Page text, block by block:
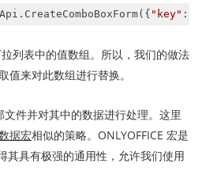
"key" :
列表中的值数组。所以，我们的做法
值来对此数组进行替换。
件并对其中的数据进行处理。这里
据宏相似的策略。ONLYOFFICE 宏是
其具有极强的通用性，允许我们使用